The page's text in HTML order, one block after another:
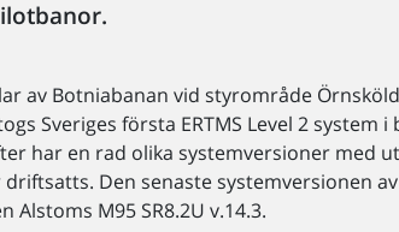
av Botniabanan vid styrområde
Sveriges första ERTMS Level 2
har en rad olika systemversioner med
Den senaste systemversionen
Alstoms M95 SR8.2U v.14.3.